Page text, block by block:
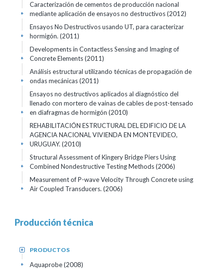
Caracterización de cementos de producción nacional
mediante aplicación de ensayos no destructivos (2012)
+
Ensayos No Destructivos usando UT, para caracterizar
hormigón. (2011)
+
Developments in Contactless Sensing and Imaging of
Concrete Elements (2011)
+
Análisis estructural utilizando técnicas de propagación de
ondas mecánicas (2011)
+
Ensayos no destructivos aplicados al diagnóstico del
llenado con mortero de vainas de cables de post-tensado
en diafragmas de hormigón (2010)
+
REHABILITACIÓN ESTRUCTURAL DEL EDIFICIO DE LA
AGENCIA NACIONAL VIVIENDA EN MONTEVIDEO,
URUGUAY. (2010)
+
Structural Assessment of Kingery Bridge Piers Using
Combined Nondestructive Testing Methods (2006)
+
Measurement of P-wave Velocity Through Concrete using
Air Coupled Transducers. (2006)
+
Producción técnica
PRODUCTOS
+
Aquaprobe (2008)
+